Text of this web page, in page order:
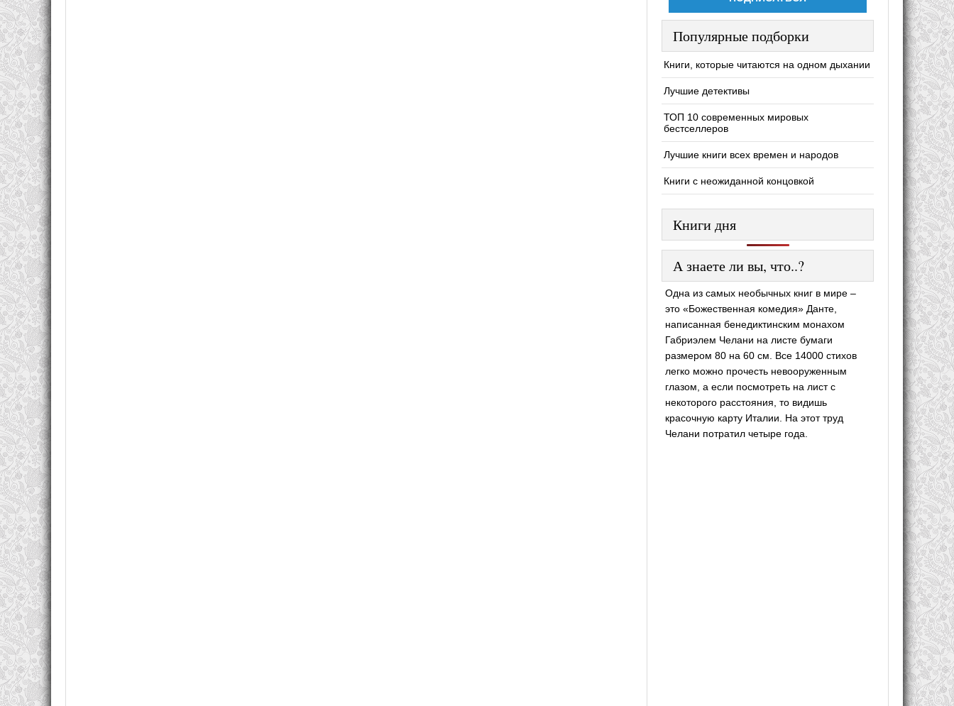
Популярные подборки
Книги, которые читаются на одном дыхании
Лучшие детективы
ТОП 10 современных мировых
бестселлеров
Лучшие книги всех времен и народов
Книги с неожиданной концовкой
Книги дня
А знаете ли вы, что..?
Одна из самых необычных книг в мире –
это «Божественная комедия» Данте,
написанная бенедиктинским монахом
Габриэлем Челани на листе бумаги
размером 80 на 60 см. Все 14000 стихов
легко можно прочесть невооруженным
глазом, а если посмотреть на лист с
некоторого расстояния, то видишь
красочную карту Италии. На этот труд
Челани потратил четыре года.